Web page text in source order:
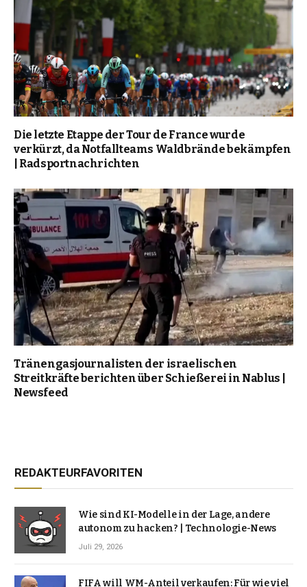
Die letzte Etappe der Tour de France wurde
verkürzt, da Notfallteams Waldbrände bekämpfen
| Radsportnachrichten
Tränengasjournalisten der israelischen
Streitkräfte berichten über Schießerei in Nablus |
Newsfeed
REDAKTEURFAVORITEN
Wie sind KI-Modelle in der Lage, andere
autonom zu hacken? | Technologie-News
Juli 29, 2026
FIFA will WM-Anteil verkaufen: Für wie viel